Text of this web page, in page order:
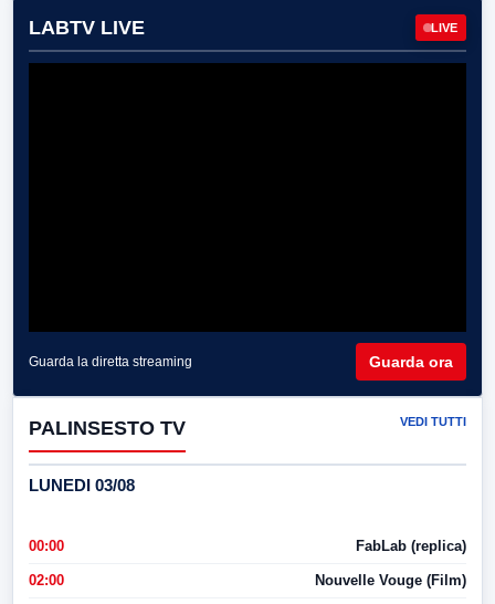
LABTV LIVE LIVE
Guarda la diretta streaming Guarda ora
PALINSESTO TV VEDI TUTTI
LUNEDI 03/08
00:00 FabLab (replica)
02:00 Nouvelle Vouge (Film)